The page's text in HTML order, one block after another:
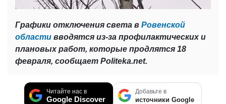
Графики отключения света в Ровенской
области вводятся из-за профилактических и
плановых работ, которые продлятся 18
февраля, сообщает Politeka.net.
Читайте нас в
Google Discover
Добавьте в
источники Google